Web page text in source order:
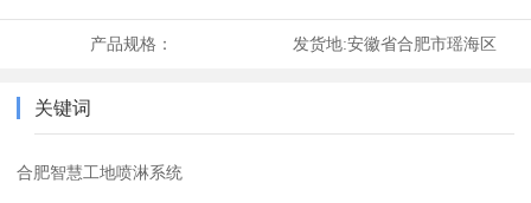
产品规格： 发货地:安徽省合肥市瑶海区
关键词
合肥智慧工地喷淋系统